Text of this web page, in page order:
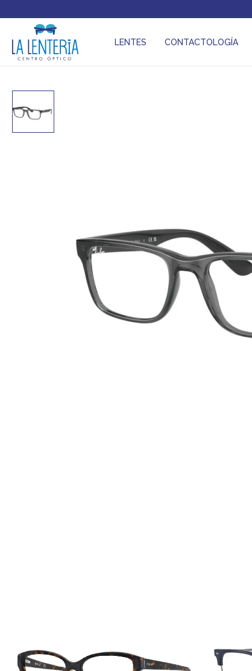
LENTES CONTACTOLOGÍA